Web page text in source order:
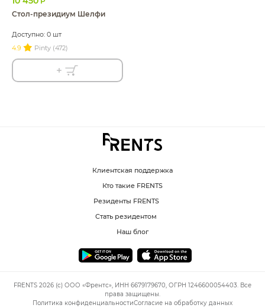
Стол-президиум Шелфи
Доступно: 0 шт
4.9
Pinty (472)
Клиентская поддержка
Кто такие FRENTS
Резиденты FRENTS
Стать резидентом
Наш блог
FRENTS 2026 (c) ООО «Френтс», ИНН 6679179670, ОГРН 1246600054403. Все
права защищены.
Политика конфиденциальностиСогласие на обработку данных